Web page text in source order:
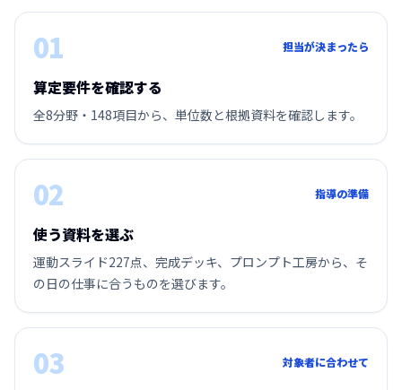
01 担当が決まったら
算定要件を確認する
全8分野・148項目から、単位数と根拠資料を確認します。
02 指導の準備
使う資料を選ぶ
運動スライド227点、完成デッキ、プロンプト工房から、そ
の日の仕事に合うものを選びます。
03 対象者に合わせて